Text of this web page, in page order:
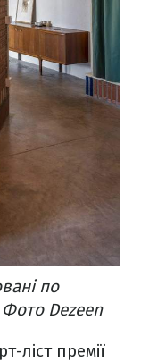
по
Dezeen
ліст премії